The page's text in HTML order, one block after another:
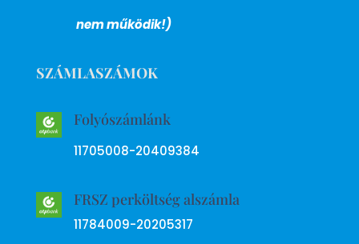
nem működik!)
SZÁMLASZÁMOK
Folyószámlánk
11705008-20409384
FRSZ perköltség alszámla
11784009-20205317